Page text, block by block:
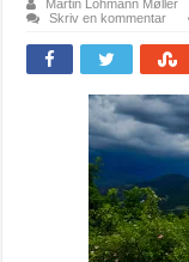
Martin Lohmann Møller
Skriv en kommentar